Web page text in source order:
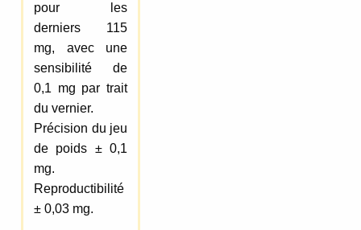
pour les
derniers 115
mg, avec une
sensibilité de
0,1 mg par trait
du vernier.
Précision du jeu
de poids ± 0,1
mg.
Reproductibilité
± 0,03 mg.